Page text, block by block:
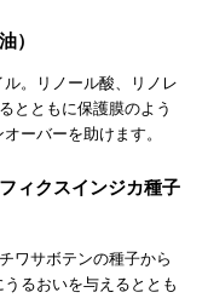
）
。リノール酸、リノレ
とともに保護膜のよう
ーバーを助けます。
ィクスインジカ種子
ワサボテンの種子から
るおいを与えるととも